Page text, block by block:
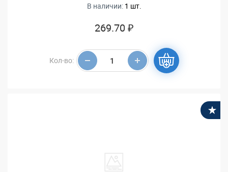
В наличии: 1 шт.
269.70 ₽
Кол-во: